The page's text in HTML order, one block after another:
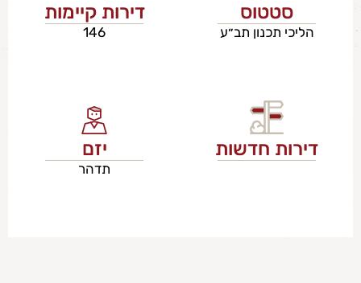
סטטוס
הליכי תכנון תב״ע
דירות קיימות
146
דירות חדשות יזם
תדהר